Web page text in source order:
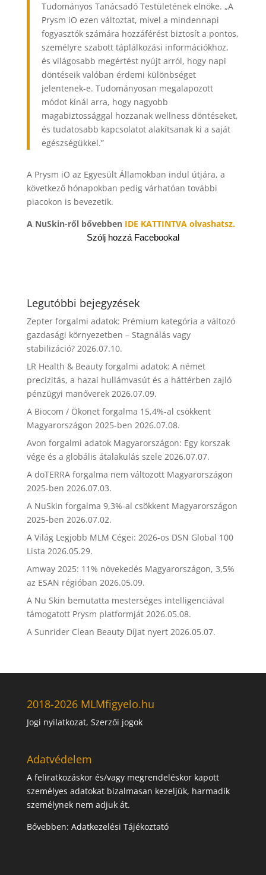
Tudományos Tanácsadó Testületének elnöke. „A
Prysm iO ezen változtat, mivel a mindennapi
fogyasztók számára hozzáférést biztosít a pontos,
személyre szabott táplálkozási információkhoz,
és világosabb megértést nyújt arról, hogy napi
döntéseik valóban érdemi különbséget
jelentenek-e. Tudományosan megalapozott
módot kínál arra, hogy nagyobb
magabiztossággal hozzanak wellness döntéseket,
és tudatosabb kapcsolatot alakítsanak ki a saját
egészségükkel.”
A Prysm iO az Egyesült Államokban indul útjára, a
következő hónapokban pedig várhatóan további
piacokon is bevezetik.
A NuSkin-ről bővebben IDE KATTINTVA olvashatsz.
Szólj hozzá Facebookal
Legutóbbi bejegyzések
Zepter forgalmi adatok: Prémium kategória a változó
gazdasági környezetben – Stagnálás vagy
stabilizáció? 2026.07.10.
LR Health & Beauty forgalmi adatok: A német
precizitás, a hazai hullámvasút és a háttérben zajló
pénzügyi manőverek 2026.07.09.
A Biocom / Ökonet forgalma 15,4%-al csökkent
Magyarországon 2025-ben 2026.07.08.
Avon forgalmi adatok Magyarországon: Egy korszak
vége és a globális átalakulás szele 2026.07.07.
A doTERRA forgalma nem változott Magyarországon
2025-ben 2026.07.03.
A NuSkin forgalma 9,3%-al csökkent Magyarországon
2025-ben 2026.07.02.
A Világ Legjobb MLM Cégei: 2026-os DSN Global 100
Lista 2026.05.29.
Amway 2025: 11% növekedés Magyarországon, 3,5%
az ESAN régióban 2026.05.09.
A Nu Skin bemutatta mesterséges intelligenciával
támogatott Prysm platformját 2026.05.08.
A Sunrider Clean Beauty Díjat nyert 2026.05.07.
2018-2026 MLMfigyelo.hu
Jogi nyilatkozat, Szerzői jogok
Adatvédelem
A feliratkozáskor és/vagy megrendeléskor kapott
személyes adatokat bizalmasan kezeljük, harmadik
személynek nem adjuk át.
Bővebben: Adatkezelési Tájékoztató